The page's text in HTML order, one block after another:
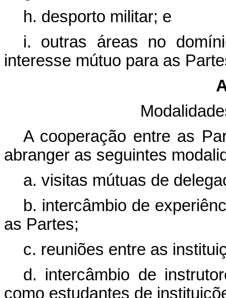
h. desporto militar; e
i. outras áreas no
interesse mútuo para as
A cooperação entre as
abranger as seguintes
a. visitas mútuas de
b. intercâmbio de
as Partes;
c. reuniões entre as
d. intercâmbio de
como estudantes de